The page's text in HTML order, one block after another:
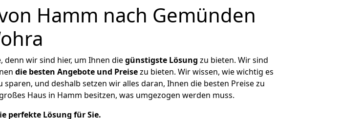
Hamm nach Gemünden
wir sind hier, um Ihnen diegünstigste Lösung zu bieten. Wir sind
die besten Angebote und Preisezu bieten. Wir wissen, wie wichtig es
und deshalb setzen wir alles daran, Ihnen die besten Preise zu
Haus in Hamm besitzen, was umgezogen werden muss.
perfekte Lösung für Sie.